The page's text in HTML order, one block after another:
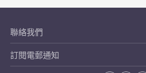
聯絡我們
訂閱電郵通知